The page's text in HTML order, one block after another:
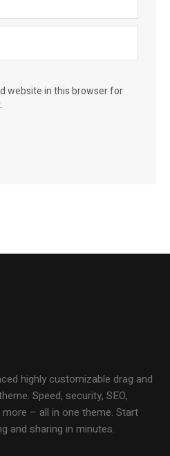
website in this browser for
highly customizable drag and
Speed, security, SEO,
– all in one theme. Start
and sharing in minutes.